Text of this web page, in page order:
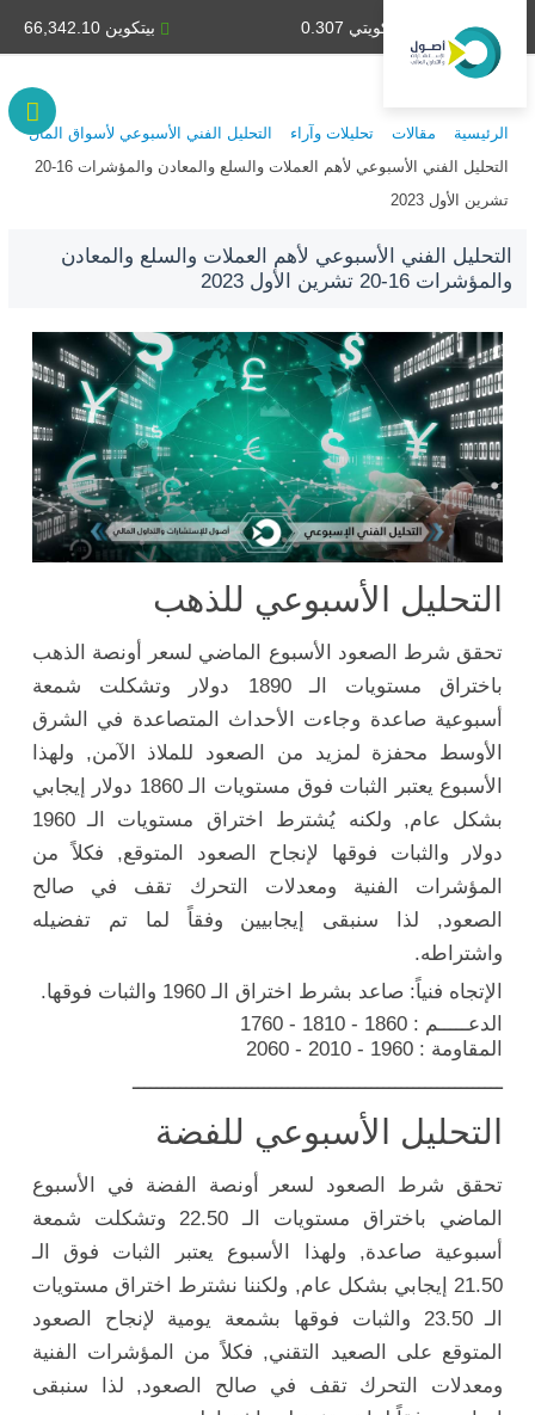
بيتكوين 66,342.10 دينار كويتي 0.307
الرئيسية مقالات تحليلات وآراء
التحليل الفني الأسبوعي لأسواق المال
التحليل الفني الأسبوعي لأهم العملات والسلع والمعادن والمؤشرات 16-20
تشرين الأول 2023
التحليل الفني الأسبوعي لأهم العملات والسلع والمعادن
والمؤشرات 16-20 تشرين الأول 2023
التحليل الأسبوعي للذهب
تحقق شرط الصعود الأسبوع الماضي لسعر أونصة الذهب
باختراق مستويات الـ 1890 دولار وتشكلت شمعة
أسبوعية صاعدة وجاءت الأحداث المتصاعدة في الشرق
الأوسط محفزة لمزيد من الصعود للملاذ الآمن, ولهذا
الأسبوع يعتبر الثبات فوق مستويات الـ 1860 دولار إيجابي
بشكل عام, ولكنه يُشترط اختراق مستويات الـ 1960
دولار والثبات فوقها لإنجاح الصعود المتوقع, فكلاً من
المؤشرات الفنية ومعدلات التحرك تقف في صالح
الصعود, لذا سنبقى إيجابيين وفقاً لما تم تفضيله
واشتراطه.
الإتجاه فنياً: صاعد بشرط اختراق الـ 1960 والثبات فوقها.
الدعـــــم : 1860 - 1810 - 1760
المقاومة : 1960 - 2010 - 2060
ــــــــــــــــــــــــــــــــــــــــــــــــــــــــــــــ
التحليل الأسبوعي للفضة
تحقق شرط الصعود لسعر أونصة الفضة في الأسبوع
الماضي باختراق مستويات الـ 22.50 وتشكلت شمعة
أسبوعية صاعدة, ولهذا الأسبوع يعتبر الثبات فوق الـ
21.50 إيجابي بشكل عام, ولكننا نشترط اختراق مستويات
الـ 23.50 والثبات فوقها بشمعة يومية لإنجاح الصعود
المتوقع على الصعيد التقني, فكلاً من المؤشرات الفنية
ومعدلات التحرك تقف في صالح الصعود, لذا سنبقى